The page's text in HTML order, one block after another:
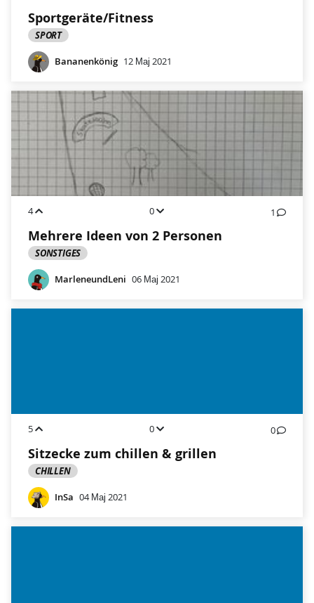
Sportgeräte/Fitness
SPORT
Bananenkönig 12 Мај 2021
4 0 1
Mehrere Ideen von 2 Personen
SONSTIGES
MarleneundLeni 06 Мај 2021
5 0 0
Sitzecke zum chillen & grillen
CHILLEN
InSa 04 Мај 2021